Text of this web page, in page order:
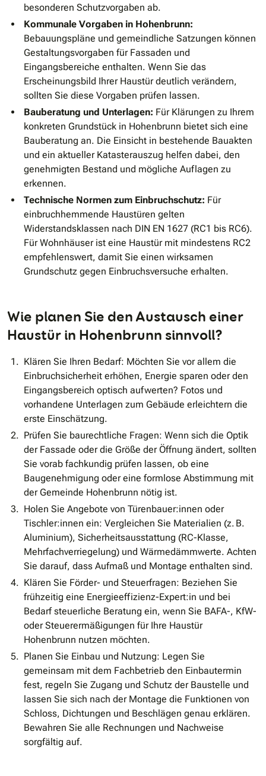
besonderen Schutzvorgaben ab.
Kommunale Vorgaben in Hohenbrunn:
Bebauungspläne und gemeindliche Satzungen können
Gestaltungsvorgaben für Fassaden und
Eingangsbereiche enthalten. Wenn Sie das
Erscheinungsbild Ihrer Haustür deutlich verändern,
sollten Sie diese Vorgaben prüfen lassen.
Bauberatung und Unterlagen: Für Klärungen zu Ihrem
konkreten Grundstück in Hohenbrunn bietet sich eine
Bauberatung an. Die Einsicht in bestehende Bauakten
und ein aktueller Katasterauszug helfen dabei, den
genehmigten Bestand und mögliche Auflagen zu
erkennen.
Technische Normen zum Einbruchschutz: Für
einbruchhemmende Haustüren gelten
Widerstandsklassen nach DIN EN 1627 (RC1 bis RC6).
Für Wohnhäuser ist eine Haustür mit mindestens RC2
empfehlenswert, damit Sie einen wirksamen
Grundschutz gegen Einbruchsversuche erhalten.
Wie planen Sie den Austausch einer
Haustür in Hohenbrunn sinnvoll?
Klären Sie Ihren Bedarf: Möchten Sie vor allem die
Einbruchsicherheit erhöhen, Energie sparen oder den
Eingangsbereich optisch aufwerten? Fotos und
vorhandene Unterlagen zum Gebäude erleichtern die
erste Einschätzung.
Prüfen Sie baurechtliche Fragen: Wenn sich die Optik
der Fassade oder die Größe der Öffnung ändert, sollten
Sie vorab fachkundig prüfen lassen, ob eine
Baugenehmigung oder eine formlose Abstimmung mit
der Gemeinde Hohenbrunn nötig ist.
Holen Sie Angebote von Türenbauer:innen oder
Tischler:innen ein: Vergleichen Sie Materialien (z. B.
Aluminium), Sicherheitsausstattung (RC-Klasse,
Mehrfachverriegelung) und Wärmedämmwerte. Achten
Sie darauf, dass Aufmaß und Montage enthalten sind.
Klären Sie Förder- und Steuerfragen: Beziehen Sie
frühzeitig eine Energieeffizienz-Expert:in und bei
Bedarf steuerliche Beratung ein, wenn Sie BAFA-, KfW-
oder Steuerermäßigungen für Ihre Haustür
Hohenbrunn nutzen möchten.
Planen Sie Einbau und Nutzung: Legen Sie
gemeinsam mit dem Fachbetrieb den Einbautermin
fest, regeln Sie Zugang und Schutz der Baustelle und
lassen Sie sich nach der Montage die Funktionen von
Schloss, Dichtungen und Beschlägen genau erklären.
Bewahren Sie alle Rechnungen und Nachweise
sorgfältig auf.